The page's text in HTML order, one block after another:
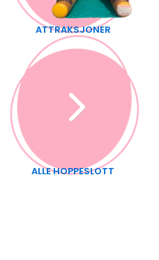
ATTRAKSJONER
ALLE HOPPESLOTT